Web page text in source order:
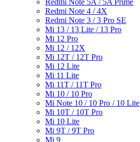
Redmi Note 5A / 5A Prime
Redmi Note 4 / 4X
Redmi Note 3 / 3 Pro SE
Mi 13 / 13 Lite / 13 Pro
Mi 12 Pro
Mi 12 / 12X
Mi 12T / 12T Pro
Mi 12 Lite
Mi 11 Lite
Mi 11T / 11T Pro
Mi 10 / 10 Pro
Mi Note 10 / 10 Pro / 10 Lite
Mi 10T / 10T Pro
Mi 10 Lite
Mi 9T / 9T Pro
Mi 9